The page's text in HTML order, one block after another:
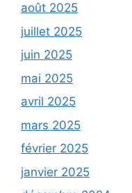
août 2025
juillet 2025
juin 2025
mai 2025
avril 2025
mars 2025
février 2025
janvier 2025